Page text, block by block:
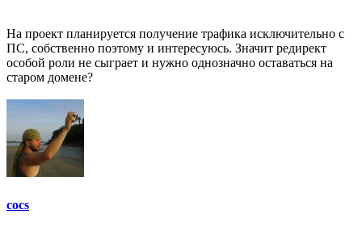
На проект планируется получение трафика исключительно с
ПС, собственно поэтому и интересуюсь. Значит редирект
особой роли не сыграет и нужно однозначно оставаться на
старом домене?
cocs